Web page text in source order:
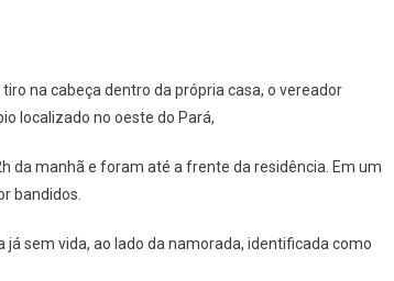
na cabeça dentro da própria casa, o vereador
localizado no oeste do Pará,
da manhã e foram até a frente da residência. Em um
bandidos.
sem vida, ao lado da namorada, identificada como